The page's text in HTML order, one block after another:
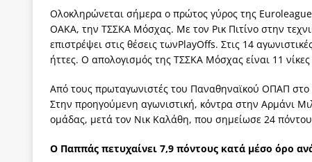
[ 3 Αυγούστου 2026 ] ΠΑΣΟΚ ή ΕΛ.ΑΣ.; Γιατί η
των δύο κομμάτων και όχι Ανδρουλάκη -Τσίπρα.
[ 3 Αυγούστου 2026 ] Η τραγωδία της
μπορούν να φέρουν την αλλαγή
ΠΡΟΕΚΤΑΣΕΙΣ
[ 3 Αυγούστου 2026 ] Γιατί λιγοστεύουν «τα
[ 3 Αυγούστου 2026 ] Το Νομικό DNA του
Ολοκληρώνεται σήμερα ο πρώτος γύρος της Euroleague
ΟΑΚΑ, την ΤΣΣΚΑ Μόσχας. Με τον Ρικ Πιτίνο στην
επιστρέψει στις θέσεις τωνPlayOffs. Στις 14
ήττες. Ο απολογισμός της ΤΣΣΚΑ Μόσχας είναι 11 νίκες
Από τους πρωταγωνιστές του Παναθηναϊκού ΟΠΑΠ στο
Στην προηγούμενη αγωνιστική, κόντρα στην Αρμάνι
ομάδας, μετά τον Νικ Καλάθη, που σημείωσε 24
Ο Παππάς πετυχαίνει 7,9 πόντους κατά μέσο όρο